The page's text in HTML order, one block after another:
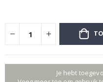
Je hebt